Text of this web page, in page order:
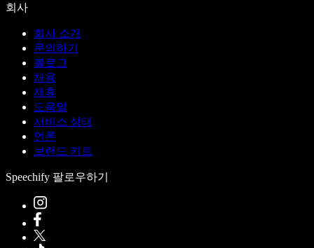
회사
회사 소개
문의하기
블로그
채용
제휴
도움말
서비스 상태
언론
브랜드 키트
Speechify 팔로우하기